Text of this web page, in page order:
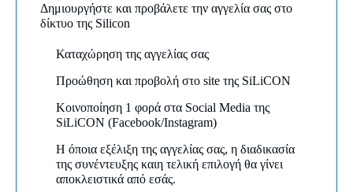
Δημιουργήστε και προβάλετε την αγγελία σας στο
δίκτυο της Silicon
Καταχώρηση της αγγελίας σας
Προώθηση και προβολή στο site της SiLiCON
Κοινοποίηση 1 φορά στα Social Media της
SiLiCON (Facebook/Instagram)
Η όποια εξέλιξη της αγγελίας σας, η διαδικασία
της συνέντευξης καιη τελική επιλογή θα γίνει
αποκλειστικά από εσάς.